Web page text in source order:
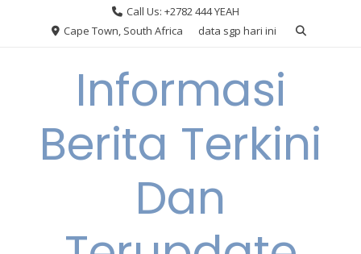
Call Us: +2782 444 YEAH
Cape Town, South Africa
data sgp hari ini
Informasi
Berita Terkini
Dan